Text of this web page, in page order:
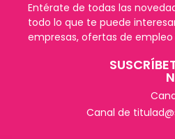
Entérate de todas las
todo lo que te puede
empresas, ofertas de
Canal de